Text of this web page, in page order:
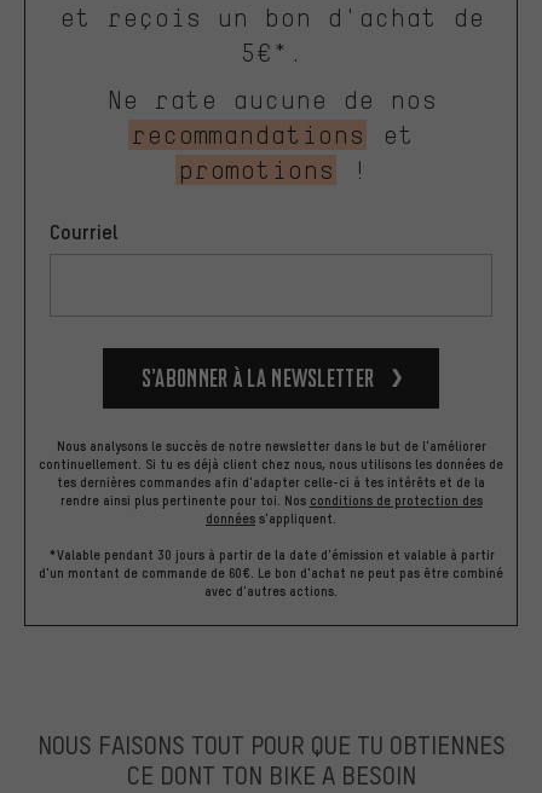
et reçois un bon d'achat de
5€*.
Ne rate aucune de nos
recommandations
et
promotions
!
Courriel
S’abonner à la newsletter
Nous analysons le succès de notre newsletter dans le but de l'améliorer
continuellement. Si tu es déjà client chez nous, nous utilisons les données de
tes dernières commandes afin d'adapter celle-ci à tes intérêts et de la
rendre ainsi plus pertinente pour toi. Nos conditions de protection des
données s'appliquent.
*Valable pendant 30 jours à partir de la date d'émission et valable à partir
d'un montant de commande de 60€. Le bon d'achat ne peut pas être combiné
avec d'autres actions.
NOUS FAISONS TOUT POUR QUE TU OBTIENNES
CE DONT TON BIKE A BESOIN